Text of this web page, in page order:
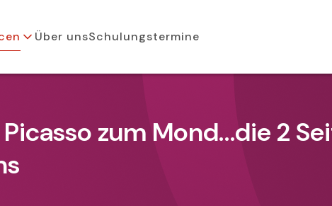
Über unsSchulungstermine
zum Mond…die 2